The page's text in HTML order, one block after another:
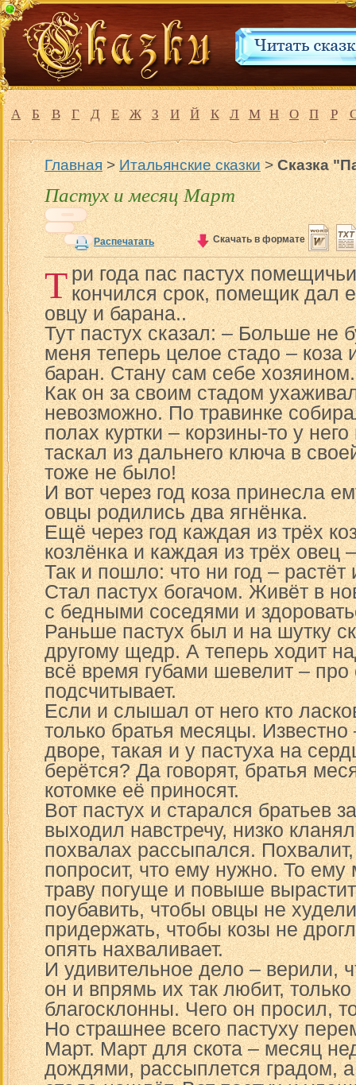
А Б В Г Д Е Ж З И Й К Л М Н О П Р
Главная>Итальянские сказки>Сказка
Пастух и месяц Март
Распечатать Скачать в формате
Три года пас пастух
кончился срок, помещик дал
овцу и барана..
Тут пастух сказал: – Больше не
меня теперь целое стадо – коза
баран. Стану сам себе хозяином.
Как он за своим стадом
невозможно. По травинке
полах куртки – корзины-то у
таскал из дальнего ключа в
тоже не было!
И вот через год коза принесла
овцы родились два ягнёнка.
Ещё через год каждая из трёх
козлёнка и каждая из трёх овец
Так и пошло: что ни год –
Стал пастух богачом. Живёт в
с бедными соседями и
Раньше пастух был и на шутку
другому щедр. А теперь ходит
всё время губами шевелит –
подсчитывает.
Если и слышал от него кто
только братья месяцы. Известно
дворе, такая и у пастуха на
берётся? Да говорят, братья
котомке её приносят.
Вот пастух и старался братьев
выходил навстречу, низко
похвалах рассыпался.
попросит, что ему нужно. То
траву погуще и повыше
поубавить, чтобы овцы не
придержать, чтобы козы не
опять нахваливает.
И удивительное дело – верили,
он и впрямь их так любит,
благосклонны. Чего он просил,
Но страшнее всего пастуху
Март. Март для скота – месяц
дождями, рассыплется градом,